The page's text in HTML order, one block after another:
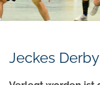
Jeckes Derby